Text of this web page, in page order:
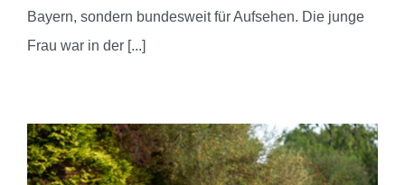
Bayern, sondern bundesweit für Aufsehen. Die junge
Frau war in der [...]